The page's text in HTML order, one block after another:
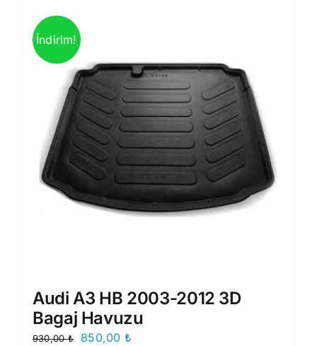
İndirim!
Audi A3 HB 2003-2012 3D
Bagaj Havuzu
930,00₺
Orijinal
850,00 ₺